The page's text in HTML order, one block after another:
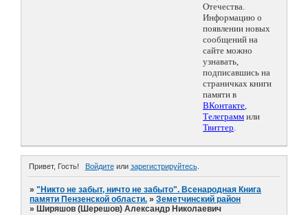
Отечества.
Информацию о
появлении новых
сообщений на
сайте можно
узнавать,
подписавшись на
страничках книги
памяти в
ВКонтакте,
Телеграмм или
Твиттер.
Привет, Гость! Войдитеили зарегистрируйтесь.
»"Никто не забыт, ничто не забыто". Всенародная Книга
памяти Пензенской области. »Земетчинский район
» Ширяшов (Шерешов) Александр Николаевич